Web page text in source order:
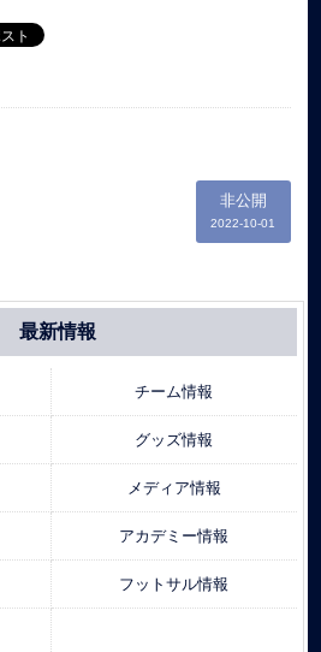
非公開
2022-10-01
最新情報
チーム情報
グッズ情報
メディア情報
アカデミー情報
フットサル情報